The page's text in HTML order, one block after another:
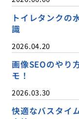
トイレタンクの
識
2026.04.20
画像SEOのやり
モ！
2026.03.30
快適なバスタイ